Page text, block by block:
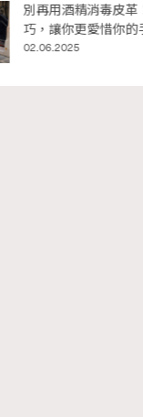
2026:
Bouton
用酒精消毒皮革！6個
讓你更愛惜你的手袋